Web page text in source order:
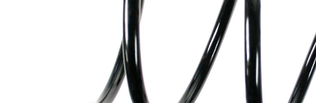
průměrem
Průměr